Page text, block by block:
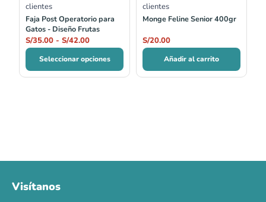
clientes
Faja Post Operatorio para
Gatos - Diseño Frutas
S/35.00 - S/42.00
Seleccionar opciones
clientes
Monge Feline Senior 400gr
S/20.00
Añadir al carrito
Visítanos